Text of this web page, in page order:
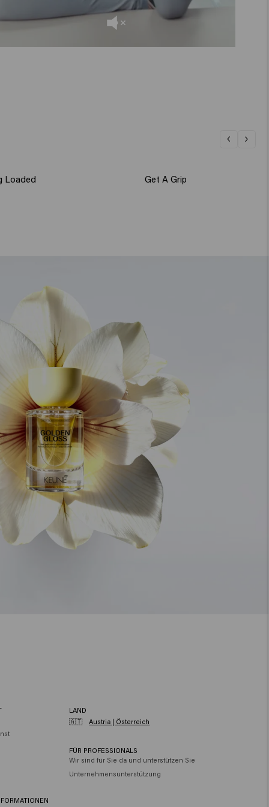
Loaded Get A Grip
LAND
🇦🇹
Austria | Österreich
FÜR PROFESSIONALS
Wir sind für Sie da und unterstützen Sie
Unternehmensunterstützung